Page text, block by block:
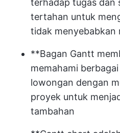
terhadap tugas dan
tertahan untuk
tidak menyebabkan
**Bagan Gantt
memahami
lowongan dengan
proyek untuk
tambahan